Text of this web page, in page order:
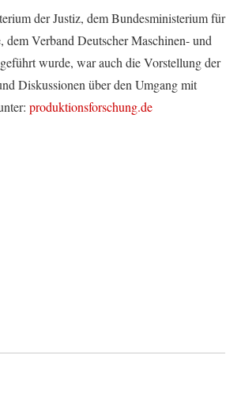
der Justiz, dem Bundesministerium für
Verband Deutscher Maschinen- und
wurde, war auch die Vorstellung der
Diskussionen über den Umgang mit
produktionsforschung.de